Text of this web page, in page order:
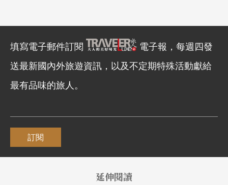
填寫電子郵件訂閱
電子報，每週四發
送最新國內外旅遊資訊，以及不定期特殊活動獻給
最有品味的旅人。
訂閱
延伸閱讀